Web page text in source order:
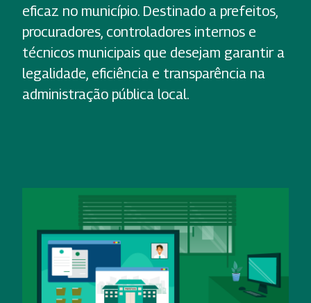
eficaz no município. Destinado a prefeitos,
procuradores, controladores internos e
técnicos municipais que desejam garantir a
legalidade, eficiência e transparência na
administração pública local.